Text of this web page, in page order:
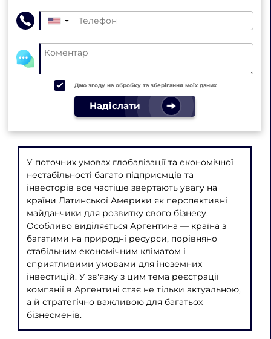
▼
Даю згоду на обробку та зберігання моїх даних
Надіслати
У поточних умовах глобалізації та економічної
нестабільності багато підприємців та
інвесторів все частіше звертають увагу на
країни Латинської Америки як перспективні
майданчики для розвитку свого бізнесу.
Особливо виділяється Аргентина — країна з
багатими на природні ресурси, порівняно
стабільним економічним кліматом і
сприятливими умовами для іноземних
інвестицій. У зв'язку з цим тема реєстрації
компанії в Аргентині стає не тільки актуальною,
а й стратегічно важливою для багатьох
бізнесменів.